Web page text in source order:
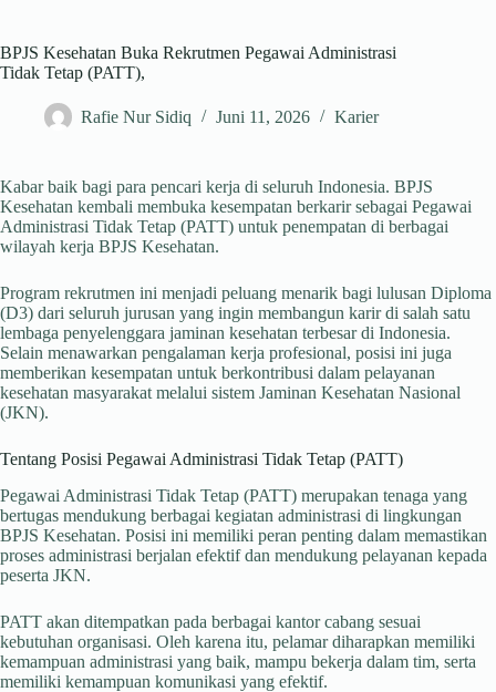
BPJS Kesehatan Buka Rekrutmen Pegawai Administrasi
Tidak Tetap (PATT),
Rafie Nur Sidiq Juni 11, 2026 Karier
Kabar baik bagi para pencari kerja di seluruh Indonesia. BPJS
Kesehatan kembali membuka kesempatan berkarir sebagai Pegawai
Administrasi Tidak Tetap (PATT) untuk penempatan di berbagai
wilayah kerja BPJS Kesehatan.
Program rekrutmen ini menjadi peluang menarik bagi lulusan Diploma
(D3) dari seluruh jurusan yang ingin membangun karir di salah satu
lembaga penyelenggara jaminan kesehatan terbesar di Indonesia.
Selain menawarkan pengalaman kerja profesional, posisi ini juga
memberikan kesempatan untuk berkontribusi dalam pelayanan
kesehatan masyarakat melalui sistem Jaminan Kesehatan Nasional
(JKN).
Tentang Posisi Pegawai Administrasi Tidak Tetap (PATT)
Pegawai Administrasi Tidak Tetap (PATT) merupakan tenaga yang
bertugas mendukung berbagai kegiatan administrasi di lingkungan
BPJS Kesehatan. Posisi ini memiliki peran penting dalam memastikan
proses administrasi berjalan efektif dan mendukung pelayanan kepada
peserta JKN.
PATT akan ditempatkan pada berbagai kantor cabang sesuai
kebutuhan organisasi. Oleh karena itu, pelamar diharapkan memiliki
kemampuan administrasi yang baik, mampu bekerja dalam tim, serta
memiliki kemampuan komunikasi yang efektif.